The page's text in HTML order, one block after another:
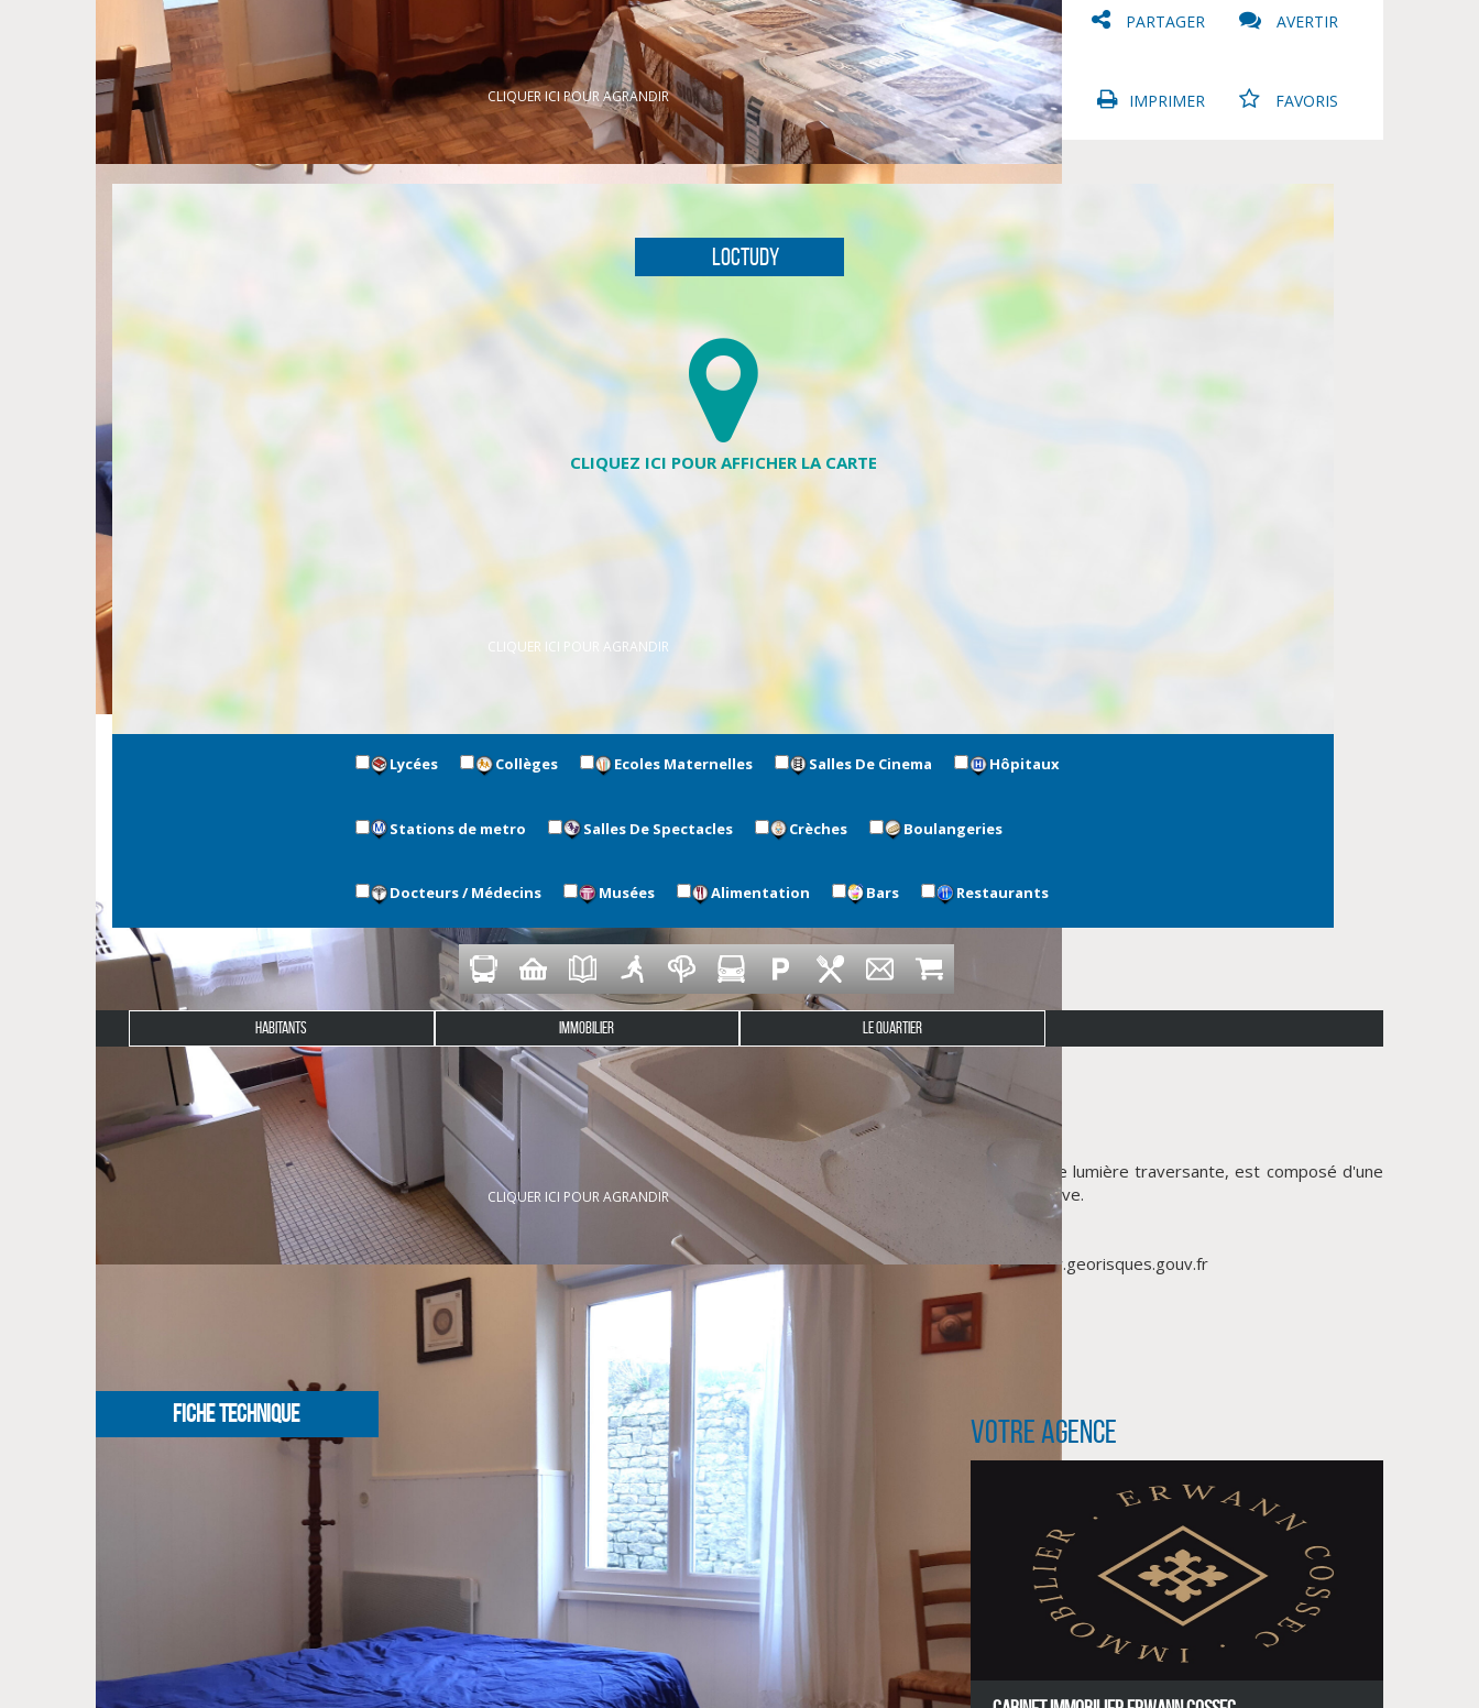
CLIQUER ICI POUR AGRANDIR
CLIQUER ICI POUR AGRANDIR
CLIQUER ICI POUR AGRANDIR
PARTAGER AVERTIR
IMPRIMER FAVORIS
Loctudy
Lycées Collèges Ecoles Maternelles Salles De Cinema Hôpitaux
Stations de metro Salles De Spectacles Crèches Boulangeries
Docteurs / Médecins Musées Alimentation Bars Restaurants
HABITANTS IMMOBILIER LE QUARTIER
Description du bien
En plein coeur de LOCTUDY, à quelques mètres des commerces et à 30 mètres de la mer, cet appartement, profitant d'une lumière traversante, est composé d'une
entrée, une kitchenette, une pièce de vie, une chambre et une salle d'eau-W.C.. Logement à consommation énergétique excessive.
Classe énergie : G 470 ; Classe climat : C 15 ; Évaluation du montant annuel des dépenses en énergies : entre 1210 € et 1670 €
Pour toute demande, merci de contacter l'agence de LOCTUDY au 02 98 66 58 01
Les informations sur les risques auxquels ce bien est exposé sont disponibles en agence et sur le site Géorisques : http://www.georisques.gouv.fr
|Honoraires : 6.00% TTC à la charge de l'acquéreur
FICHE TECHNIQUE Votre agence